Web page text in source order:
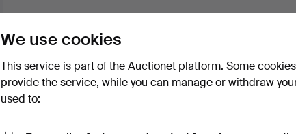
We use cookies
This service is part of the Auctionet platform. Some
provide the service, while you can manage or withdraw
used to: